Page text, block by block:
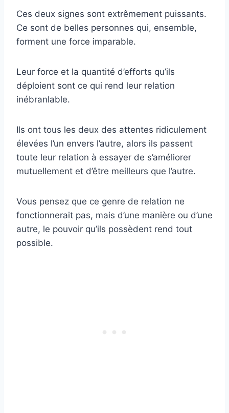
Ces deux signes sont extrêmement puissants.
Ce sont de belles personnes qui, ensemble,
forment une force imparable.
Leur force et la quantité d’efforts qu’ils
déploient sont ce qui rend leur relation
inébranlable.
Ils ont tous les deux des attentes ridiculement
élevées l’un envers l’autre, alors ils passent
toute leur relation à essayer de s’améliorer
mutuellement et d’être meilleurs que l’autre.
Vous pensez que ce genre de relation ne
fonctionnerait pas, mais d’une manière ou d’une
autre, le pouvoir qu’ils possèdent rend tout
possible.